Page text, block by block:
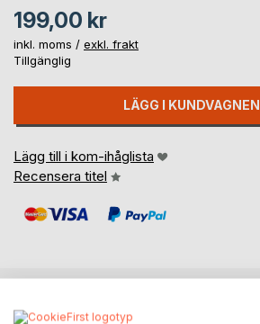
199,00 kr
inkl. moms / exkl. frakt
Tillgänglig
LÄGG I KUNDVAGNEN
Lägg till i kom-ihåglista
Recensera titel
BESKRIVNING